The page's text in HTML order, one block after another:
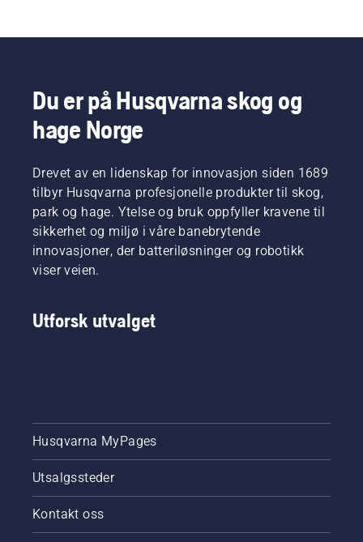
Du er på Husqvarna skog og
hage Norge
Drevet av en lidenskap for innovasjon siden 1689
tilbyr Husqvarna profesjonelle produkter til skog,
park og hage. Ytelse og bruk oppfyller kravene til
sikkerhet og miljø i våre banebrytende
innovasjoner, der batteriløsninger og robotikk
viser veien.
Utforsk utvalget
Husqvarna MyPages
Utsalgssteder
Kontakt oss